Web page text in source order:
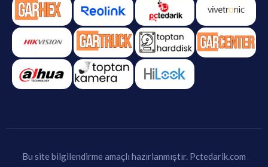
Bu site bilgilendirme amaçlı hazırlanmıştır. Pctedarik.com